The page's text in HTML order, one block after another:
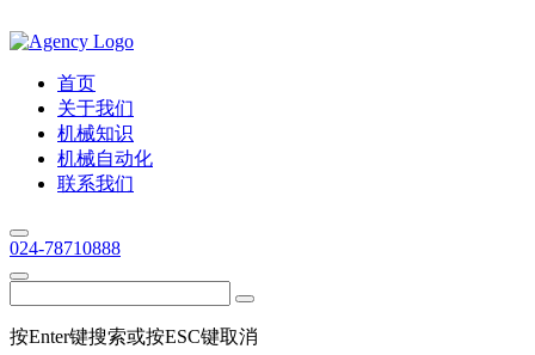
首页
关于我们
机械知识
机械自动化
联系我们
024-78710888
按Enter键搜索或按ESC键取消